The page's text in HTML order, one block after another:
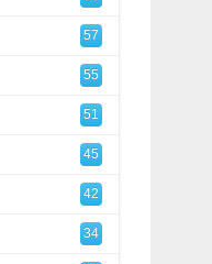
57
55
51
45
42
34